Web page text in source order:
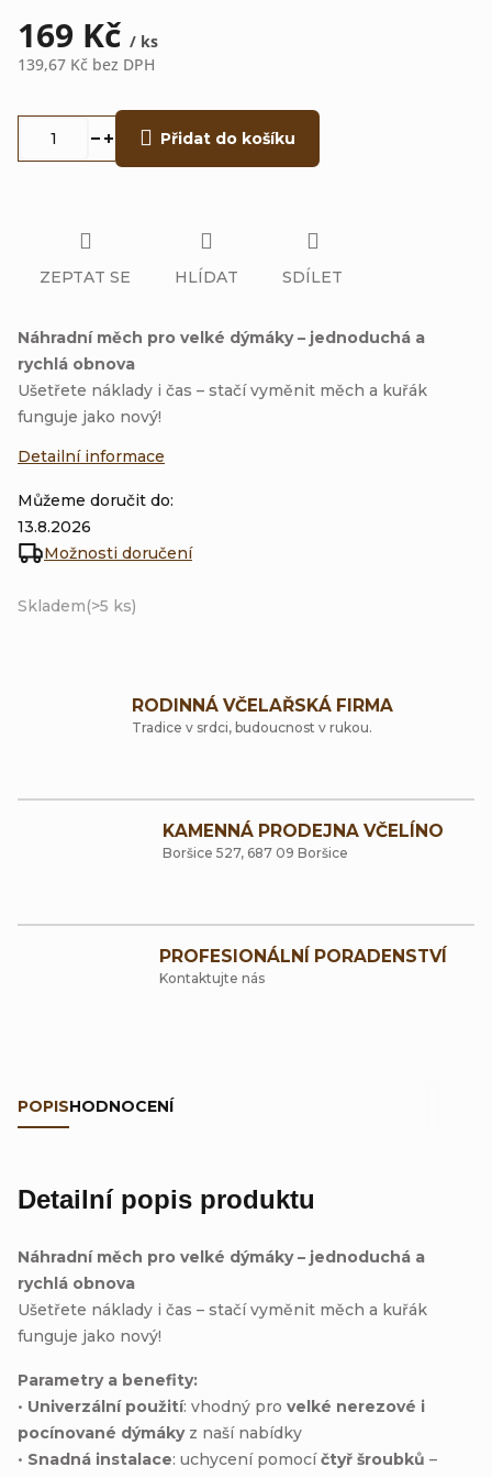
169 Kč / ks
139,67 Kč bez DPH
Skladem(>5 ks)
Můžeme doručit do:
13.8.2026
Možnosti doručení
Přidat do košíku
Náhradní měch pro velké dýmáky – jednoduchá a
rychlá obnova
Ušetřete náklady i čas – stačí vyměnit měch a kuřák
funguje jako nový!
Detailní informace
ZEPTAT SE HLÍDAT SDÍLET
RODINNÁ VČELAŘSKÁ FIRMA
Tradice v srdci, budoucnost v rukou.
KAMENNÁ PRODEJNA VČELÍNO
Boršice 527, 687 09 Boršice
PROFESIONÁLNÍ PORADENSTVÍ
Kontaktujte nás
POPISHODNOCENÍ
Detailní popis produktu
Náhradní měch pro velké dýmáky – jednoduchá a
rychlá obnova
Ušetřete náklady i čas – stačí vyměnit měch a kuřák
funguje jako nový!
Parametry a benefity:
• Univerzální použití: vhodný pro velké nerezové i
pocínované dýmákyz naší nabídky
• Snadná instalace: uchycení pomocíčtyř šroubků –